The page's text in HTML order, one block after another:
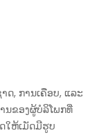
ດ, ການເຄືອບ, ແລະ
ນຂອງຜູ້ບໍລິໂພກທີ່
ໃຫ້ເມັດມີຮູບ